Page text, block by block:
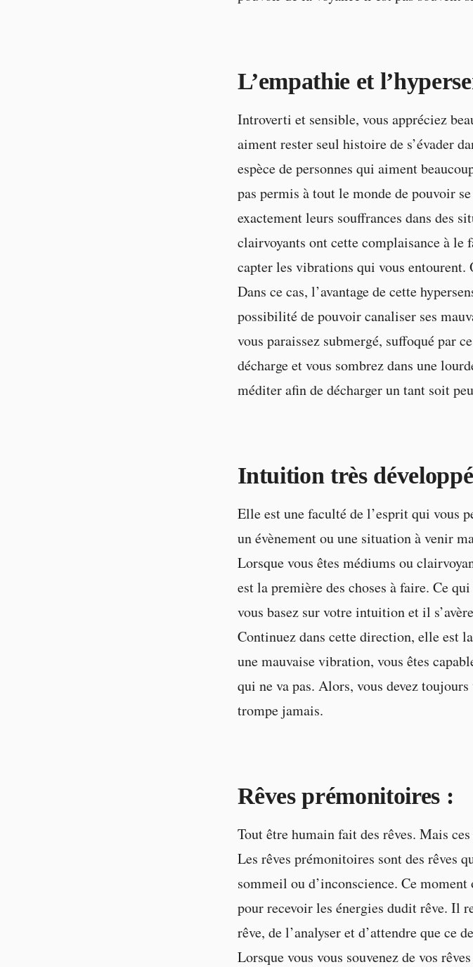
L’empathie et
Introverti et sensible, vous appréciez
aiment rester seul histoire de s’évader
espèce de personnes qui aiment
pas permis à tout le monde de pouvoir
exactement leurs souffrances dans des
clairvoyants ont cette complaisance à le
capter les vibrations qui vous entourent.
Dans ce cas, l’avantage de cette
possibilité de pouvoir canaliser ses
vous paraissez submergé, suffoqué par
décharge et vous sombrez dans une
méditer afin de décharger un tant soit
Intuition très
Elle est une faculté de l’esprit qui vous
un évènement ou une situation à venir
Lorsque vous êtes médiums ou
est la première des choses à faire. Ce
vous basez sur votre intuition et il
Continuez dans cette direction, elle est
une mauvaise vibration, vous êtes
qui ne va pas. Alors, vous devez
trompe jamais.
Rêves prémonitoires :
Tout être humain fait des rêves. Mais
Les rêves prémonitoires sont des rêves
sommeil ou d’inconscience. Ce
pour recevoir les énergies dudit rêve. Il
rêve, de l’analyser et d’attendre que ce
Lorsque vous vous souvenez de vos